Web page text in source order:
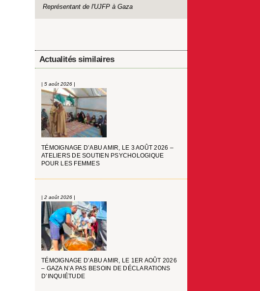
Représentant de l'UJFP à Gaza
Actualités similaires
| 5 août 2026 |
TÉMOIGNAGE D’ABU AMIR, LE 3 AOÛT 2026 –
ATELIERS DE SOUTIEN PSYCHOLOGIQUE
POUR LES FEMMES
| 2 août 2026 |
TÉMOIGNAGE D’ABU AMIR, LE 1ER AOÛT 2026
– GAZA N’A PAS BESOIN DE DÉCLARATIONS
D’INQUIÉTUDE